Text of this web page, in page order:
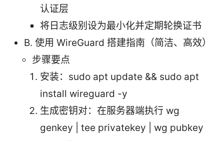
认证层
将日志级别设为最小化并定期轮换证书
B. 使用 WireGuard 搭建指南（简洁、高效）
步骤要点
安装：sudo apt update && sudo apt
install wireguard -y
生成密钥对：在服务器端执行 wg
genkey | tee privatekey | wg pubkey